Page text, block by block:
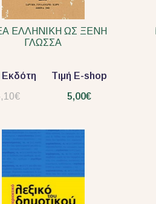
ΕΛΛΗΝΙΚΗ ΩΣ ΞΕΝΗ
ΓΛΩΣΣΑ
Εκδότη
Τιμή E-shop
5,00€